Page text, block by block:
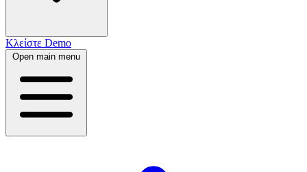
Κλείστε Demo
Open main menu